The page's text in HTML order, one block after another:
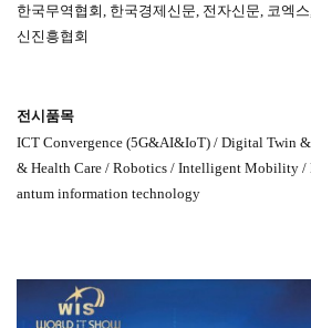
한국무역협회, 한국경제신문, 전자신문, 코엑
신진흥협회
전시품목
ICT Convergence (5G&AI&IoT) / Digital Twin
& Health Care / Robotics / Intelligent Mobility /
antum information technology